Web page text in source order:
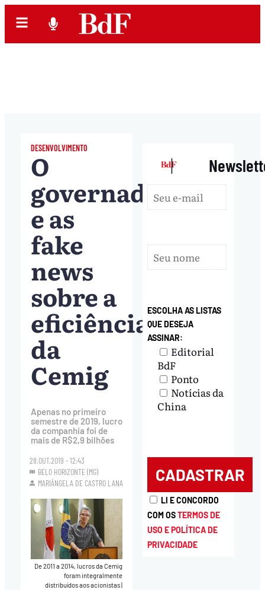
DESENVOLVIMENTO
O
governador
e as
fake
news
sobre a
eficiência
da
Cemig
Apenas no primeiro
semestre de 2019, lucro
da companhia foi de
mais de R$2,9 bilhões
28.OUT.2019 - 12:43
BELO HORIZONTE (MG)
MARIÂNGELA DE CASTRO LANA
De 2011 a 2014, lucros da Cemig
foram integralmente
distribuídos aos acionistas
|
ESCOLHA AS LISTAS
QUE DESEJA
ASSINAR:
Editorial
BdF
Ponto
Notícias da
China
LI E CONCORDO
COM OSTERMOS DE
USO E POLÍTICA DE
PRIVACIDADE